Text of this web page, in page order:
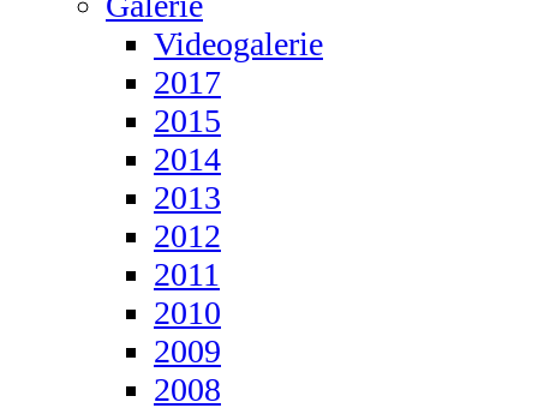
Videogalerie
2017
2015
2014
2013
2012
2011
2010
2009
2008